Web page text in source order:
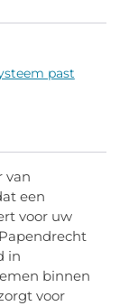
past
van
een
voor uw
in
binnen
voor